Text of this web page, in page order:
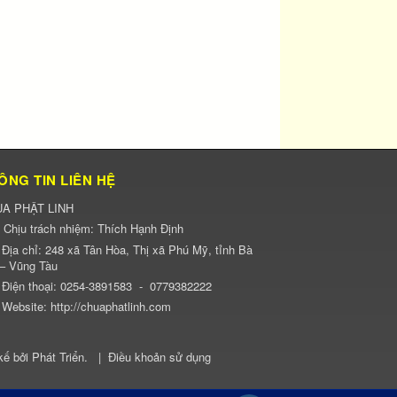
TIN LIÊN HỆ
PHẬT LINH
Chịu trách nhiệm: Thích Hạnh Định
Địa chỉ: 248 xã Tân Hòa, Thị xã Phú Mỹ, tỉnh Bà
Vũng Tàu
Điện thoại: 0254-3891583 - 0779382222
Website: http://chuaphatlinh.com
bởi Phát Triển. | Điều khoản sử dụng